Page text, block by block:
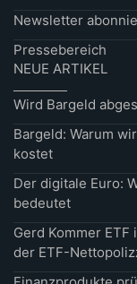
Newsletter
Pressebereich
NEUE ARTIKEL
Wird Bargeld
Bargeld: Warum
kostet
Der digitale Euro:
bedeutet
Gerd Kommer
der ETF-